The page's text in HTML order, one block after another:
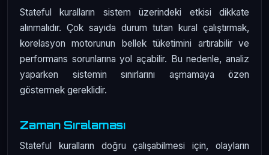
Stateful kuralların sistem üzerindeki etkisi dikkate
alınmalıdır. Çok sayıda durum tutan kural çalıştırmak,
korelasyon motorunun bellek tüketimini artırabilir ve
performans sorunlarına yol açabilir. Bu nedenle, analiz
yaparken sistemin sınırlarını aşmamaya özen
göstermek gereklidir.
Zaman Sıralaması
Stateful kuralların doğru çalışabilmesi için, olayların